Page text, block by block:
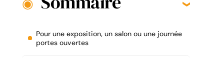
Pour une exposition, un salon ou une journée
portes ouvertes